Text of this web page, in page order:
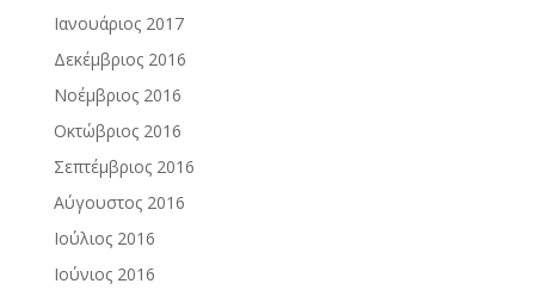
Ιανουάριος 2017
Δεκέμβριος 2016
Νοέμβριος 2016
Οκτώβριος 2016
Σεπτέμβριος 2016
Αύγουστος 2016
Ιούλιος 2016
Ιούνιος 2016